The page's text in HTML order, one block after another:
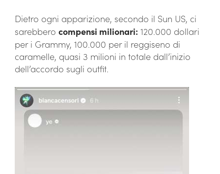
Dietro ogni apparizione, secondo il Sun US, ci
sarebbero compensi milionari: 120.000 dollari
per i Grammy, 100.000 per il reggiseno di
caramelle, quasi 3 milioni in totale dall’inizio
dell’accordo sugli outfit.